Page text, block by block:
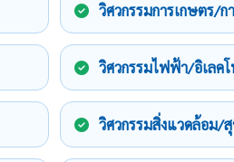
วิศวกรรมการเกษตร/
วิศวกรรมไฟฟ้า/อิเลค
วิศวกรรมสิ่งแวดล้อม/